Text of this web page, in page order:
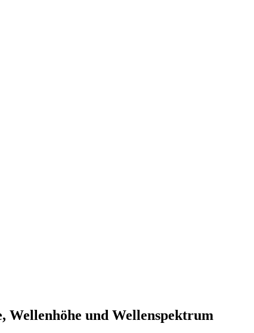
Wellenhöhe und Wellenspektrum